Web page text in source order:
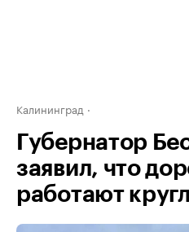
Калининград
Губернатор
заявил, что
работают